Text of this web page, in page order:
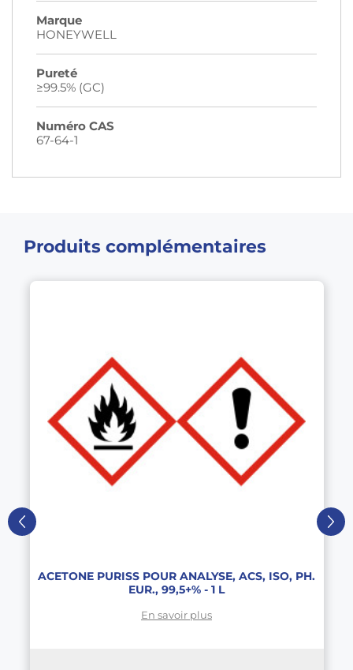
Marque
HONEYWELL
Pureté
≥99.5% (GC)
Numéro CAS
67-64-1
Produits complémentaires
ACETONE PURISS POUR ANALYSE, ACS, ISO, PH.
EUR., 99,5+% - 1 L
En savoir plus